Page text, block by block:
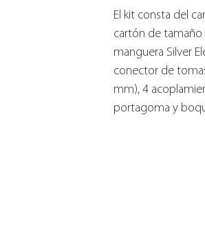
El kit consta del
cartón de
manguera Silver
conector de
mm), 4
portagoma y